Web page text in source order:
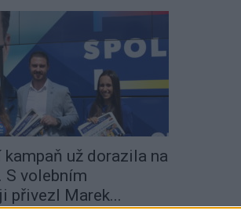
kampaň už dorazila na
S volebním
přivezl Marek...